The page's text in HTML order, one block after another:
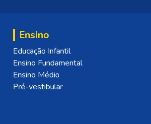
Ensino
Educação Infantil
Ensino Fundamental
Ensino Médio
Pré-vestibular